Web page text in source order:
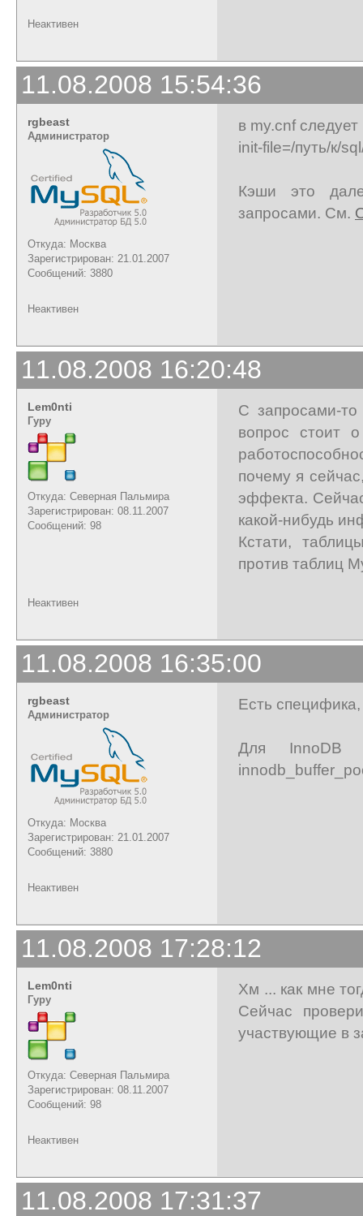
Неактивен
11.08.2008 15:54:36
rgbeast
Администратор
Откуда: Москва
Зарегистрирован: 21.01.2007
Сообщений: 3880
в my.cnf следует
init-file=/путь/к/
Кэши это
запросами. См.
Неактивен
11.08.2008 16:20:48
Lem0nti
Гуру
Откуда: Северная Пальмира
Зарегистрирован: 08.11.2007
Сообщений: 98
С запросами-
вопрос стоит
почему я
эффекта.
какой-нибудь
Кстати,
против таблиц
Неактивен
11.08.2008 16:35:00
rgbeast
Администратор
Откуда: Москва
Зарегистрирован: 21.01.2007
Сообщений: 3880
Есть
Для
Неактивен
11.08.2008 17:28:12
Lem0nti
Гуру
Откуда: Северная Пальмира
Зарегистрирован: 08.11.2007
Сообщений: 98
Хм ... как мне
Сейчас
участвующие в
Неактивен
11.08.2008 17:31:37